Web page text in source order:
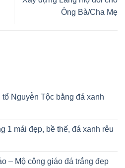
Ông Bà/Cha Mẹ
Nguyễn Tộc bằng đá xanh
1 mái đẹp, bề thế, đá xanh rêu
– Mộ công giáo đá trắng đẹp